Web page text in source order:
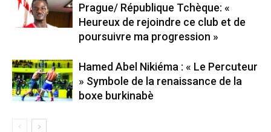
Prague/ République Tchèque: «
Heureux de rejoindre ce club et de
poursuivre ma progression »
Hamed Abel Nikiéma : « Le Percuteur
» Symbole de la renaissance de la
boxe burkinabè